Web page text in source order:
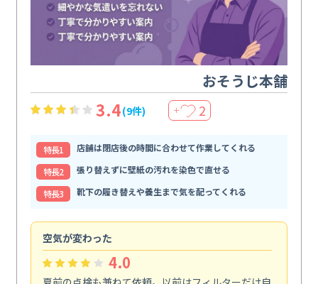
おそうじ本舗
3.4(9件) ＋ 2
特⻑1
店舗は閉店後の時間に合わせて作業してくれる
特⻑2
張り替えずに壁紙の汚れを染色で直せる
特⻑3
靴下の履き替えや養生まで気を配ってくれる
空気が変わった
4.0